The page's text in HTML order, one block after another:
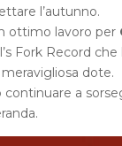
l’autunno.
ottimo lavoro per
Fork Record
dote.
continuare a